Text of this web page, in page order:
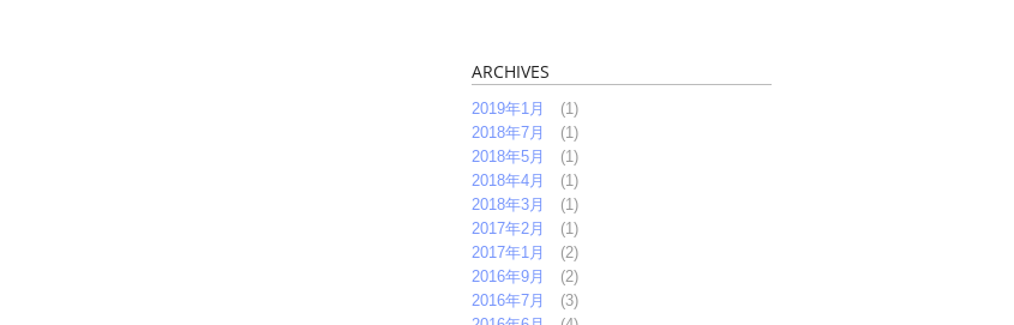
ARCHIVES
2019年1月
(1)
2018年7月
(1)
2018年5月
(1)
2018年4月
(1)
2018年3月
(1)
2017年2月
(1)
2017年1月
(2)
2016年9月
(2)
2016年7月
(3)